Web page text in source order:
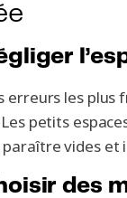
erreurs les
Les petits
vides et
des